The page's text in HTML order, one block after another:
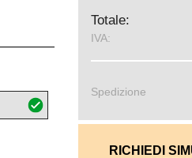
Totale:
IVA:
Spedizione
RICHIEDI